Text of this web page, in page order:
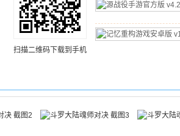
扫描二维码下载到手机